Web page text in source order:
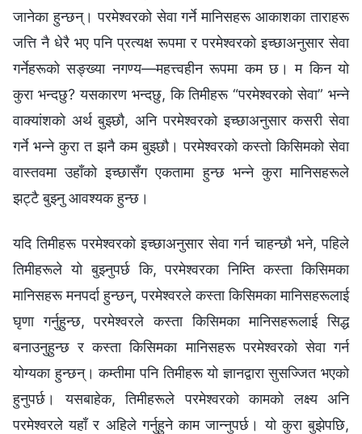
जानेका हुन्छन्। परमेश्‍वरको सेवा गर्ने मानिसहरू आकाशका ताराहरू
जत्ति नै धेरै भए पनि प्रत्यक्ष रूपमा र परमेश्‍वरको इच्छाअनुसार सेवा
गर्नेहरूको सङ्ख्या नगण्य—महत्त्वहीन रूपमा कम छ। म किन यो
कुरा भन्दछु? यसकारण भन्दछु, कि तिमीहरू “परमेश्‍वरको सेवा” भन्ने
वाक्यांशको अर्थ बुझ्छौ, अनि परमेश्‍वरको इच्छाअनुसार कसरी सेवा
गर्ने भन्ने कुरा त झनै कम बुझ्छौ। परमेश्‍वरको कस्तो किसिमको सेवा
वास्तवमा उहाँको इच्छासँग एकतामा हुन्छ भन्ने कुरा मानिसहरूले
झट्टै बुझ्नु आवश्यक हुन्छ।
यदि तिमीहरू परमेश्‍वरको इच्छाअनुसार सेवा गर्न चाहन्छौ भने, पहिले
तिमीहरूले यो बुझ्नुपर्छ कि, परमेश्‍वरका निम्ति कस्ता किसिमका
मानिसहरू मनपर्दा हुन्छन्, परमेश्‍वरले कस्ता किसिमका मानिसहरूलाई
घृणा गर्नुहुन्छ, परमेश्‍वरले कस्ता किसिमका मानिसहरूलाई सिद्ध
बनाउनुहुन्छ र कस्ता किसिमका मानिसहरू परमेश्‍वरको सेवा गर्न
योग्यका हुन्छन्। कम्तीमा पनि तिमीहरू यो ज्ञानद्वारा सुसज्जित भएको
हुनुपर्छ। यसबाहेक, तिमीहरूले परमेश्‍वरको कामको लक्ष्य अनि
परमेश्‍वरले यहाँ र अहिले गर्नुहुने काम जान्नुपर्छ। यो कुरा बुझेपछि,